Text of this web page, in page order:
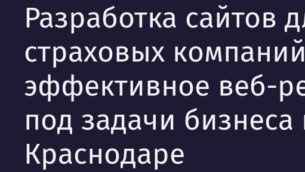
Разработка сайтов
страховых
эффективное веб-
под задачи бизнеса
Краснодаре